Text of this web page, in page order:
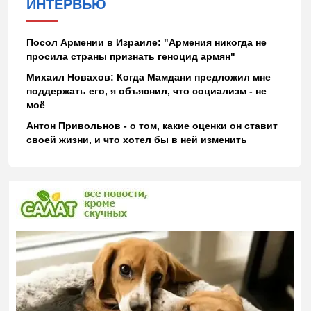
ИНТЕРВЬЮ
Посол Армении в Израиле: "Армения никогда не
просила страны признать геноцид армян"
Михаил Новахов: Когда Мамдани предложил мне
поддержать его, я объяснил, что социализм - не
моё
Антон Привольнов - о том, какие оценки он ставит
своей жизни, и что хотел бы в ней изменить